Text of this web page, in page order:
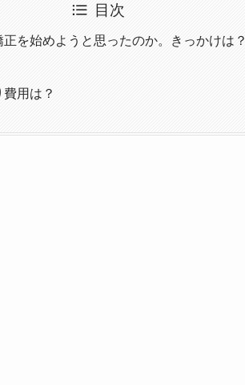
目次
正を始めようと思ったのか。きっかけは？
費用は？